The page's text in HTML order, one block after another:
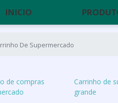
INICIO
De Supermercado
de compras
Carrinho de
grande